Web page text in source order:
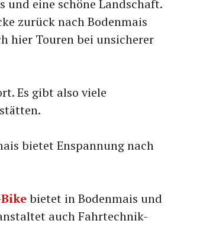
eine schöne Landschaft.
zurück nach Bodenmais
hier Touren bei unsicherer
Es gibt also viele
bietet Enspannung nach
bietet in Bodenmais und
auch Fahrtechnik-